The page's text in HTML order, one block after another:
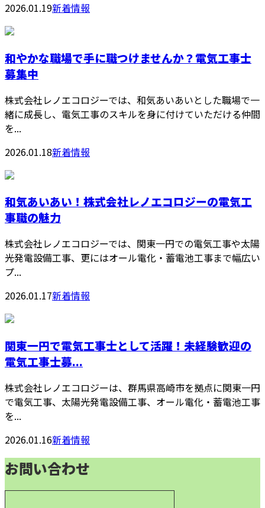
2026.01.19新着情報
和やかな職場で手に職つけませんか？電気工事士
募集中
株式会社レノエコロジーでは、和気あいあいとした職場で一
緒に成長し、電気工事のスキルを身に付けていただける仲間
を...
2026.01.18新着情報
和気あいあい！株式会社レノエコロジーの電気工
事職の魅力
株式会社レノエコロジーでは、関東一円での電気工事や太陽
光発電設備工事、更にはオール電化・蓄電池工事まで幅広い
プ...
2026.01.17新着情報
関東一円で電気工事士として活躍！未経験歓迎の
電気工事士募...
株式会社レノエコロジーは、群馬県高崎市を拠点に関東一円
で電気工事、太陽光発電設備工事、オール電化・蓄電池工事
を...
2026.01.16新着情報
お問い合わせ